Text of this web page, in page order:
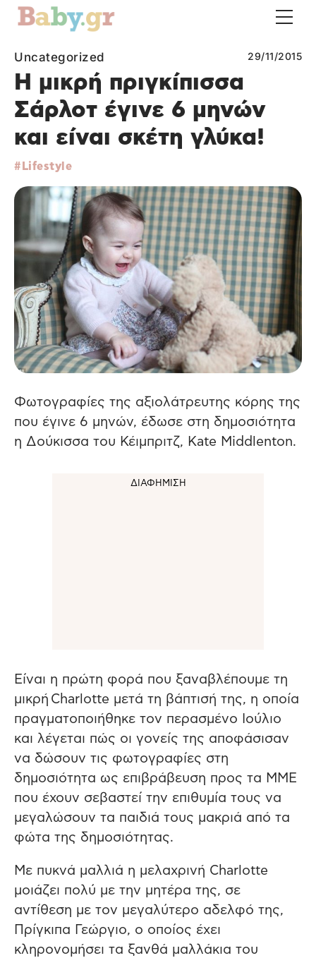
Uncategorized 29/11/2015
Η μικρή πριγκίπισσα
Σάρλοτ έγινε 6 μηνών
και είναι σκέτη γλύκα!
Lifestyle
Φωτογραφίες της αξιολάτρευτης κόρης της
που έγινε 6 μηνών, έδωσε στη δημοσιότητα
η Δούκισσα του Κέιμπριτζ, Kate Middlenton.
Είναι η πρώτη φορά που ξαναβλέπουμε τη
μικρή Charlotte μετά τη βάπτισή της, η οποία
πραγματοποιήθηκε τον περασμένο Ιούλιο
και λέγεται πώς οι γονείς της αποφάσισαν
να δώσουν τις φωτογραφίες στη
δημοσιότητα ως επιβράβευση προς τα ΜΜΕ
που έχουν σεβαστεί την επιθυμία τους να
μεγαλώσουν τα παιδιά τους μακριά από τα
φώτα της δημοσιότητας.
Με πυκνά μαλλιά η μελαχρινή Charlotte
μοιάζει πολύ με την μητέρα της, σε
αντίθεση με τον μεγαλύτερο αδελφό της,
Πρίγκιπα Γεώργιο, ο οποίος έχει
κληρονομήσει τα ξανθά μαλλάκια του